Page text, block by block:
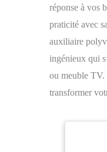
réponse à vos
praticité avec
auxiliaire
ingénieux qui
ou meuble TV.
transformer